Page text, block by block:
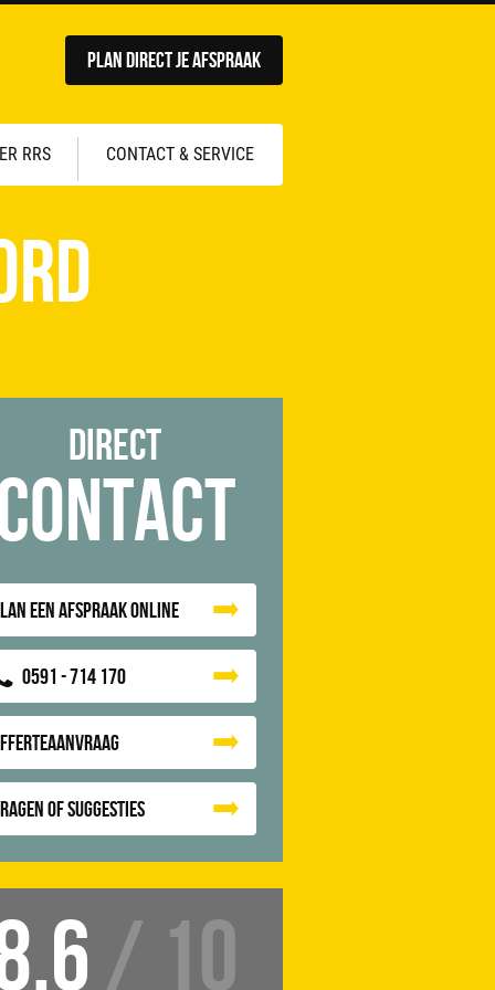
Plan direct je afspraak
RRS CONTACT & SERVICE
Direct
een afspraak online
0591 - 714 170
of suggesties
/ 10